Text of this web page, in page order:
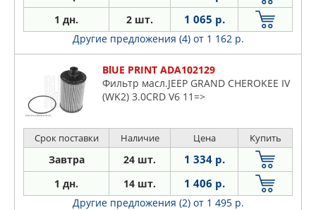
1 дн. 2 шт. 1 065 р.
Другие предложения (4) от 1 162 р.
BlUE PRINT ADA102129
Фильтр масл.JEEP GRAND CHEROKEE IV
(WK2) 3.0CRD V6 11=>
Срок поставки Наличие Цена Купить
Завтра 24 шт. 1 334 р.
1 дн. 14 шт. 1 406 р.
Другие предложения (2) от 1 495 р.